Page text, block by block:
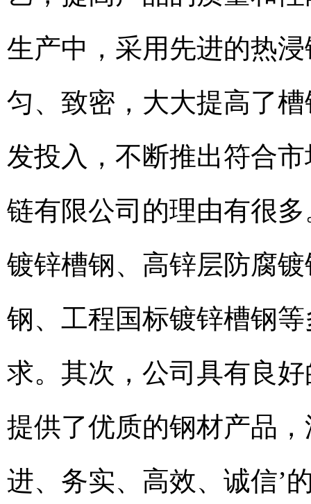
生产中，采用先进的热
匀、致密，大大提高了
发投入，不断推出符合
链有限公司的理由有很
镀锌槽钢、高锌层防腐
钢、工程国标镀锌槽钢
求。其次，公司具有良
提供了优质的钢材产品
进、务实、高效、诚信’